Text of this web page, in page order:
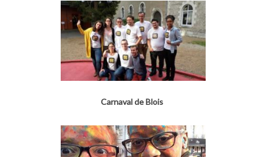
Carnaval de Blois